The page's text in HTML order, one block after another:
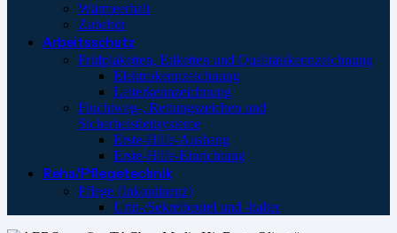
Wärmeerhalt
Zubehör
Arbeitsschutz
Prüfplaketten, Etiketten und Qualitätskennzeichnung
Elektrokennzeichnung
Leiterkennzeichnung
Fluchtweg-, Rettungszeichen und
Sicherheistleitsysteme
Erste-Hilfe-Aushang
Erste-Hilfe-Einrichtung
Reha/Pflegetechnik
Pflege (Inkontinenz)
Urin-/Sekretbeutel und -halter